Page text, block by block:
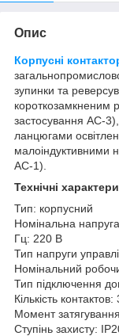
Опис
Корпусні
зупинки та
короткозамкненим
застосування АС-
ланцюгами
малоіндуктивними
АС-1).
Технічні
Тип: корпусний
Номінальна
Гц: 220 В
Тип напруги
Номінальний
Тип підключення
Кількість
Момент
Ступінь захисту: